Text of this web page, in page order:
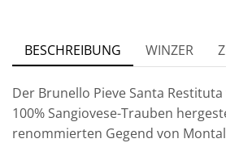
BESCHREIBUNG WINZER
Der Brunello Pieve Santa
100% Sangiovese-Trauben
renommierten Gegend von